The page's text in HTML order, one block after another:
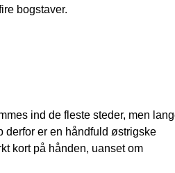
bogstaver.
ind de fleste steder, men
derfor er en håndfuld østrigske
kort på hånden, uanset om